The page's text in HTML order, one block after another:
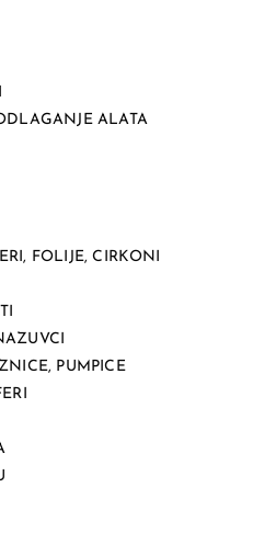
ALATA
FOLIJE, CIRKONI
PUMPICE